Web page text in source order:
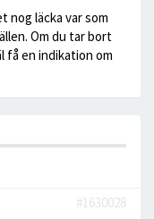
nog läcka var som
Om du tar bort
få en indikation om
#1630028